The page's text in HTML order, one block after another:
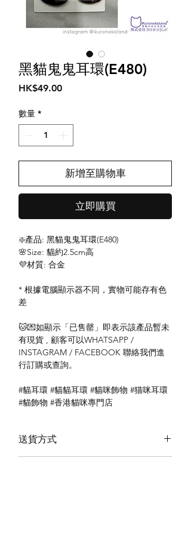
黑貓鬼鬼耳環(E480)
HK$49.00價
數量 *
新增至購物車
立即購買
❇️產品: 黑貓鬼鬼耳環(E480)
🌸Size: 貓約2.5cm高
💜材質: 合金
* 根據電腦顯示器不同，實物可能存有色
差
🐱💌如顯示「已售罄」即表示該產品暫未
有現貨 , 顧客可以WHATSAPP /
INSTAGRAM / FACEBOOK 聯絡我們進
行訂購或查詢。
#貓耳環 #貓貓耳環 #貓咪飾物 #猫咪耳環
#貓飾物 #香港貓咪專門店
送貨方式